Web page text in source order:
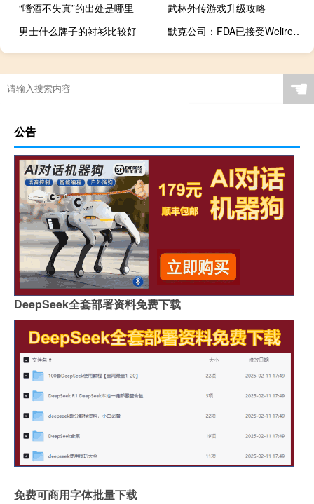
“嗜酒不失真”的出处是哪里
武林外传游戏升级攻略
男士什么牌子的衬衫比较好
默克公司：FDA已接受Welireg的补充新药申请优先审查
☚
公告
DeepSeek全套部署资料免费下载
免费可商用字体批量下载